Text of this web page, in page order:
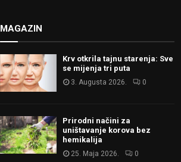
MAGAZIN
Krv otkrila tajnu starenja: Sve
se mijenja tri puta
3. Augusta 2026. 0
Prirodni načini za
uništavanje korova bez
hemikalija
25. Maja 2026. 0